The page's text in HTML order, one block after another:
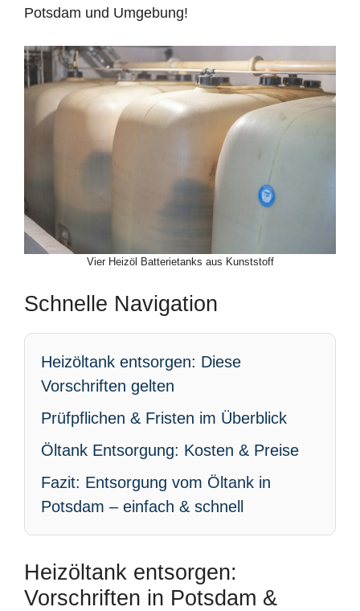
Potsdam und Umgebung!
Vier Heizöl Batterietanks aus Kunststoff
Schnelle Navigation
Heizöltank entsorgen: Diese
Vorschriften gelten
Prüfpflichen & Fristen im Überblick
Öltank Entsorgung: Kosten & Preise
Fazit: Entsorgung vom Öltank in
Potsdam – einfach & schnell
Heizöltank entsorgen:
Vorschriften in Potsdam &